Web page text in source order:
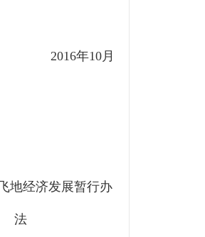
年10月
地经济发展暂行办
法